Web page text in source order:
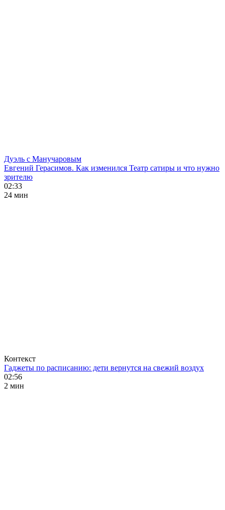
Дуэль с Манучаровым
Евгений Герасимов. Как изменился Театр сатиры и что нужно
зрителю
02:33
24 мин
Контекст
Гаджеты по расписанию: дети вернутся на свежий воздух
02:56
2 мин